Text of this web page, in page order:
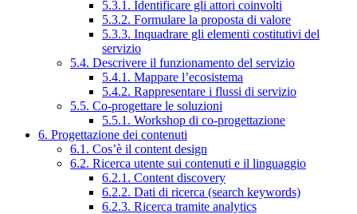
5.3.1. Identificare gli attori coinvolti
5.3.2. Formulare la proposta di valore
5.3.3. Inquadrare gli elementi costitutivi del
servizio
5.4. Descrivere il funzionamento del servizio
5.4.1. Mappare l’ecosistema
5.4.2. Rappresentare i flussi di servizio
5.5. Co-progettare le soluzioni
5.5.1. Workshop di co-progettazione
6. Progettazione dei contenuti
6.1. Cos’è il content design
6.2. Ricerca utente sui contenuti e il linguaggio
6.2.1. Content discovery
6.2.2. Dati di ricerca (search keywords)
6.2.3. Ricerca tramite analytics